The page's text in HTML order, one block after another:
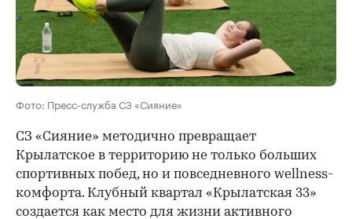
Фото: Пресс-служба СЗ «Сияние»
СЗ «Сияние» методично превращает
Крылатское в территорию не только больших
спортивных побед, но и повседневного wellness-
комфорта. Клубный квартал «Крылатская 33»
создается как место для жизни активного